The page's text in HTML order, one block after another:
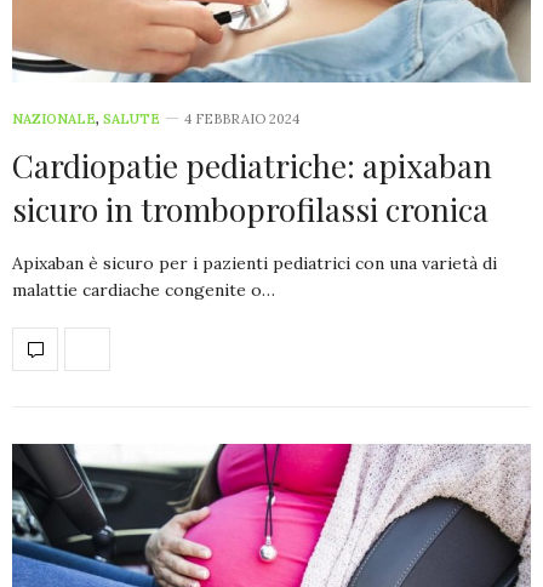
NAZIONALE, SALUTE 4 FEBBRAIO 2024
Cardiopatie pediatriche: apixaban
sicuro in tromboprofilassi cronica
Apixaban è sicuro per i pazienti pediatrici con una varietà di
malattie cardiache congenite o…